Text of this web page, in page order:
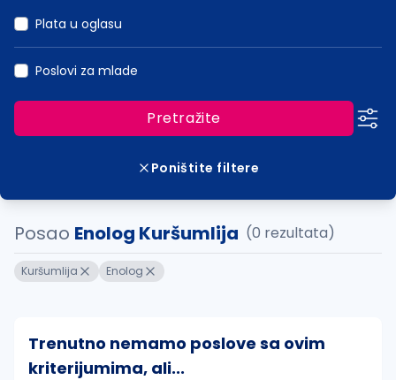
Plata u oglasu
Poslovi za mlade
Pretražite
Poništite filtere
Posao Enolog Kuršumlija (0 rezultata)
Kuršumlija Enolog
Trenutno nemamo poslove sa ovim
kriterijumima, ali...